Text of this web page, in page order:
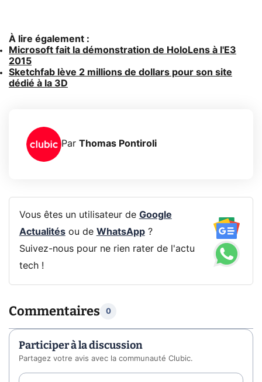
À lire également :
Microsoft fait la démonstration de HoloLens à l'E3
2015
Sketchfab lève 2 millions de dollars pour son site
dédié à la 3D
Par Thomas Pontiroli
Vous êtes un utilisateur de Google
Actualitésou de WhatsApp?
Suivez-nous pour ne rien rater de l'actu
tech !
Commentaires 0
Participer à la discussion
Partagez votre avis avec la communauté Clubic.